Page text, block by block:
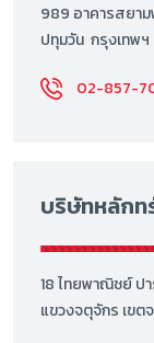
989 อาคารสยาม
ปทุมวัน กรุงเทพฯ
02-857-
บริษัทหลักท
18 ไทยพาณิชย์ ป
แขวงจตุจักร เข